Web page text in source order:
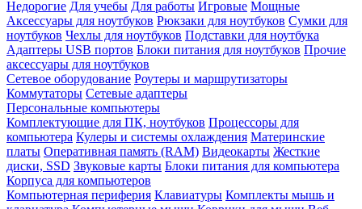
Недорогие Для учебы Для работы Игровые Мощные
Аксессуары для ноутбуков Рюкзаки для ноутбуков Сумки для
ноутбуков Чехлы для ноутбуков Подставки для ноутбука
Адаптеры USB портов Блоки питания для ноутбуков Прочие
аксессуары для ноутбуков
Сетевое оборудование Роутеры и маршрутизаторы
Коммутаторы Сетевые адаптеры
Персональные компьютеры
Комплектующие для ПК, ноутбуков Процессоры для
компьютера Кулеры и системы охлаждения Материнские
платы Оперативная память (RAM) Видеокарты Жесткие
диски, SSD Звуковые карты Блоки питания для компьютера
Корпуса для компьютеров
Компьютерная периферия Клавиатуры Комплекты мышь и